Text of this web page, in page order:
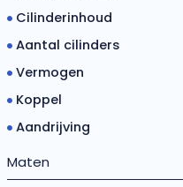
Cilinderinhoud
Aantal cilinders
Vermogen
Koppel
Aandrijving
Maten